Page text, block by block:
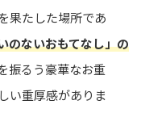
果たした場所であ
のないおもてなし」の
振るう豪華なお重
い重厚感がありま